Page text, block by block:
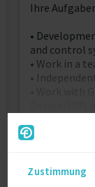
Zustimmung
Ihre
•
and control
• Work in a
•